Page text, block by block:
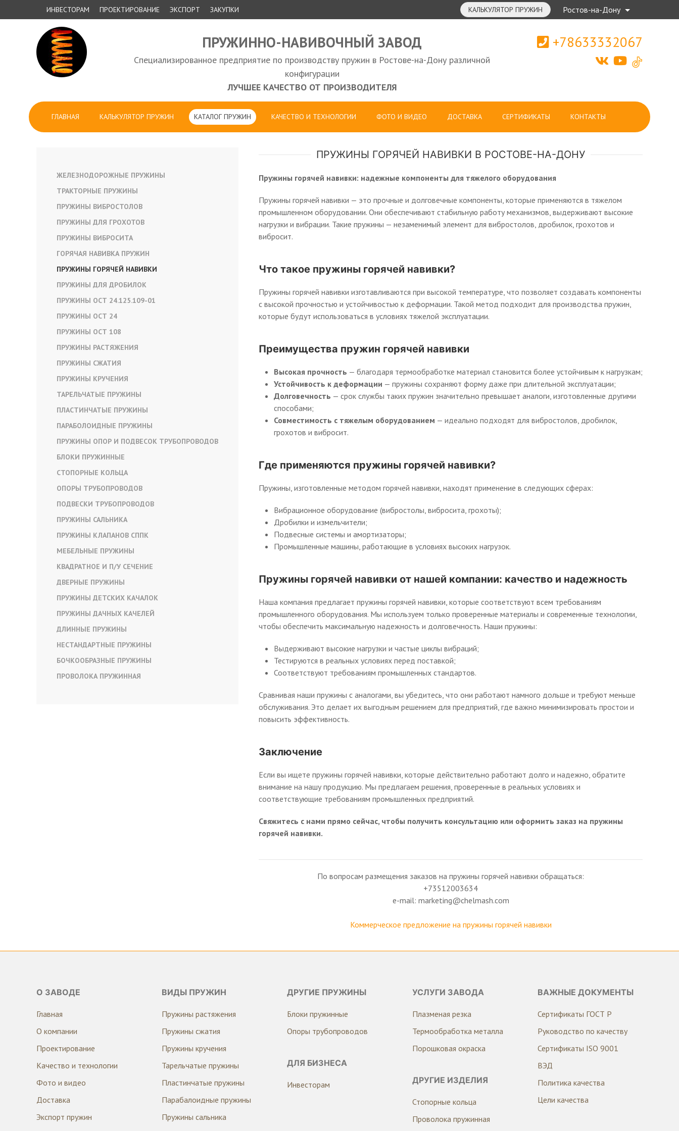
ИНВЕСТОРАМ ПРОЕКТИРОВАНИЕ ЭКСПОРТ ЗАКУПКИ КАЛЬКУЛЯТОР ПРУЖИН Ростов-на-Дону
ПРУЖИННО-НАВИВОЧНЫЙ ЗАВОД
Специализированное предприятие по производству пружин в Ростове-на-Дону различной
конфигурации
ЛУЧШЕЕ КАЧЕСТВО ОТ ПРОИЗВОДИТЕЛЯ
+78633332067
ГЛАВНАЯ КАЛЬКУЛЯТОР ПРУЖИН КАТАЛОГ ПРУЖИН КАЧЕСТВО И ТЕХНОЛОГИИ ФОТО И ВИДЕО ДОСТАВКА СЕРТИФИКАТЫ КОНТАКТЫ
ЖЕЛЕЗНОДОРОЖНЫЕ ПРУЖИНЫ
ТРАКТОРНЫЕ ПРУЖИНЫ
ПРУЖИНЫ ВИБРОСТОЛОВ
ПРУЖИНЫ ДЛЯ ГРОХОТОВ
ПРУЖИНЫ ВИБРОСИТА
ГОРЯЧАЯ НАВИВКА ПРУЖИН
ПРУЖИНЫ ГОРЯЧЕЙ НАВИВКИ
ПРУЖИНЫ ДЛЯ ДРОБИЛОК
ПРУЖИНЫ ОСТ 24.125.109-01
ПРУЖИНЫ ОСТ 24
ПРУЖИНЫ ОСТ 108
ПРУЖИНЫ РАСТЯЖЕНИЯ
ПРУЖИНЫ СЖАТИЯ
ПРУЖИНЫ КРУЧЕНИЯ
ТАРЕЛЬЧАТЫЕ ПРУЖИНЫ
ПЛАСТИНЧАТЫЕ ПРУЖИНЫ
ПАРАБОЛОИДНЫЕ ПРУЖИНЫ
ПРУЖИНЫ ОПОР И ПОДВЕСОК ТРУБОПРОВОДОВ
БЛОКИ ПРУЖИННЫЕ
СТОПОРНЫЕ КОЛЬЦА
ОПОРЫ ТРУБОПРОВОДОВ
ПОДВЕСКИ ТРУБОПРОВОДОВ
ПРУЖИНЫ САЛЬНИКА
ПРУЖИНЫ КЛАПАНОВ СППК
МЕБЕЛЬНЫЕ ПРУЖИНЫ
КВАДРАТНОЕ И П/У СЕЧЕНИЕ
ДВЕРНЫЕ ПРУЖИНЫ
ПРУЖИНЫ ДЕТСКИХ КАЧАЛОК
ПРУЖИНЫ ДАЧНЫХ КАЧЕЛЕЙ
ДЛИННЫЕ ПРУЖИНЫ
НЕСТАНДАРТНЫЕ ПРУЖИНЫ
БОЧКООБРАЗНЫЕ ПРУЖИНЫ
ПРОВОЛОКА ПРУЖИННАЯ
ПРУЖИНЫ ГОРЯЧЕЙ НАВИВКИ В РОСТОВЕ-НА-ДОНУ
Пружины горячей навивки: надежные компоненты для тяжелого оборудования
Пружины горячей навивки — это прочные и долговечные компоненты, которые применяются в тяжелом
промышленном оборудовании. Они обеспечивают стабильную работу механизмов, выдерживают высокие
нагрузки и вибрации. Такие пружины — незаменимый элемент для вибростолов, дробилок, грохотов и
вибросит.
Что такое пружины горячей навивки?
Пружины горячей навивки изготавливаются при высокой температуре, что позволяет создавать компоненты
с высокой прочностью и устойчивостью к деформации. Такой метод подходит для производства пружин,
которые будут использоваться в условиях тяжелой эксплуатации.
Преимущества пружин горячей навивки
Высокая прочность — благодаря термообработке материал становится более устойчивым к нагрузкам;
Устойчивость к деформации — пружины сохраняют форму даже при длительной эксплуатации;
Долговечность — срок службы таких пружин значительно превышает аналоги, изготовленные другими
способами;
Совместимость с тяжелым оборудованием — идеально подходят для вибростолов, дробилок,
грохотов и вибросит.
Где применяются пружины горячей навивки?
Пружины, изготовленные методом горячей навивки, находят применение в следующих сферах:
Вибрационное оборудование (вибростолы, вибросита, грохоты);
Дробилки и измельчители;
Подвесные системы и амортизаторы;
Промышленные машины, работающие в условиях высоких нагрузок.
Пружины горячей навивки от нашей компании: качество и надежность
Наша компания предлагает пружины горячей навивки, которые соответствуют всем требованиям
промышленного оборудования. Мы используем только проверенные материалы и современные технологии,
чтобы обеспечить максимальную надежность и долговечность. Наши пружины:
Выдерживают высокие нагрузки и частые циклы вибраций;
Тестируются в реальных условиях перед поставкой;
Соответствуют требованиям промышленных стандартов.
Сравнивая наши пружины с аналогами, вы убедитесь, что они работают намного дольше и требуют меньше
обслуживания. Это делает их выгодным решением для предприятий, где важно минимизировать простои и
повысить эффективность.
Заключение
Если вы ищете пружины горячей навивки, которые действительно работают долго и надежно, обратите
внимание на нашу продукцию. Мы предлагаем решения, проверенные в реальных условиях и
соответствующие требованиям промышленных предприятий.
Свяжитесь с нами прямо сейчас, чтобы получить консультацию или оформить заказ на пружины
горячей навивки.
По вопросам размещения заказов на пружины горячей навивки обращаться:
+73512003634
e-mail: marketing@chelmash.com
Коммерческое предложение на пружины горячей навивки
О ЗАВОДЕ
Главная
О компании
Проектирование
Качество и технологии
Фото и видео
Доставка
Экспорт пружин
ВИДЫ ПРУЖИН
Пружины растяжения
Пружины сжатия
Пружины кручения
Тарельчатые пружины
Пластинчатые пружины
Парабалоидные пружины
Пружины сальника
ДРУГИЕ ПРУЖИНЫ
Блоки пружинные
Опоры трубопроводов
ДЛЯ БИЗНЕСА
Инвесторам
УСЛУГИ ЗАВОДА
Плазменая резка
Термообработка металла
Порошковая окраска
ДРУГИЕ ИЗДЕЛИЯ
Стопорные кольца
Проволока пружинная
ВАЖНЫЕ ДОКУМЕНТЫ
Сертификаты ГОСТ Р
Руководство по качеству
Сертификаты ISO 9001
ВЭД
Политика качества
Цели качества